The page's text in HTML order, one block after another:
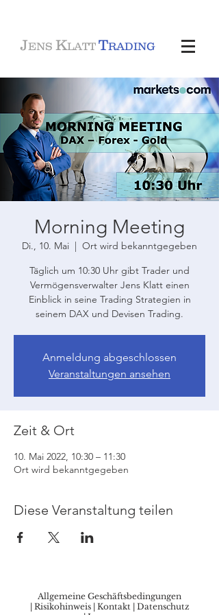
JENS KLATT TRADING
Morning Meeting
Di., 10. Mai
  |
Ort wird bekanntgegeben
Täglich um 10:30 Uhr gibt Trader und
Vermögensverwalter Jens Klatt einen
Einblick in seine Trading Strategien in
seinem DAX und Devisen Trading.
Anmeldung abgeschlossen
Veranstaltungen ansehen
Zeit & Ort
10. Mai 2022, 10:30 – 11:30
Ort wird bekanntgegeben
Diese Veranstaltung teilen
Allgemeine Geschäftsbedingungen
| Risikohinweis| Kontakt | Datenschutz